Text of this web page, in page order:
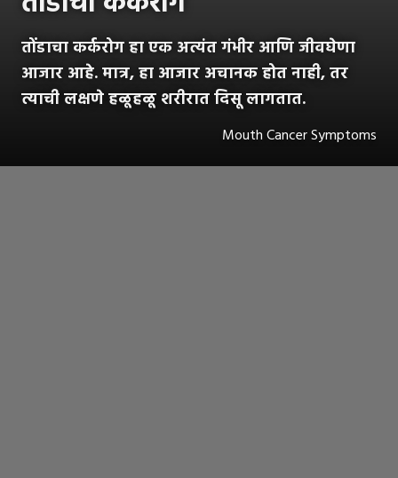
तोंडाचा कर्करोग हा एक अत्यंत गंभीर आणि जीवघेणा
आजार आहे. मात्र, हा आजार अचानक होत नाही, तर
त्याची लक्षणे हळूहळू शरीरात दिसू लागतात.
Mouth Cancer Symptoms